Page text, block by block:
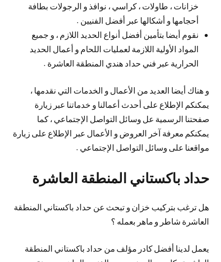
خزانات ، طاولات ، كراسي ، نوافذ و الرجولات بطافة
أحجامها و أشكالها عبر أفضل الفنيين .
نقوم أيضا بتأمين أفضل أنواع الحديد اللازم ، و جميع
المواد الأولية اللازمة لعمليات اللحام و أعمال الحديد
الحرارية عبر فني حداد هندي المنطقة العاشرة .
و هناك أيضا العديد من الأعمال و الخدمات التي نقدمها ،
يمكنكم الإطلاع على أحدث أعمالنا و خدماتنا عبر زيارة
صفحتنا الرسمية عل وسائل التواصل الإجتماعي ، كما
يمكنكم معرفة آخر العروض و الأعمال عبر الإطلاع على زيارة
مواقعنا على وسائل التواصل الإجتماعي .
حداد باكستاني المنطقة العاشرة
هل ترغب بتركيب خزان و تبحث عن حداد باكستاني المنطقة
العاشرة شاطر و ماهر بعمله ؟
يعمل لدينا أفضل كادر مؤلف من حداد باكستاني المنطقة